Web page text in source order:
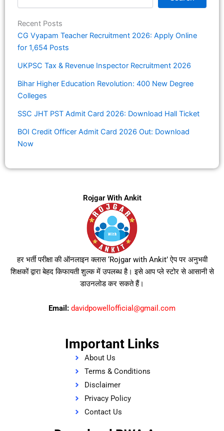
Recent Posts
CG Vyapam Teacher Recruitment 2026: Apply Online
for 1,654 Posts
UKPSC Tax & Revenue Inspector Recruitment 2026
Bihar Higher Education Revolution: 400 New Degree
Colleges
SSC JHT PST Admit Card 2026: Download Hall Ticket
BOI Credit Officer Admit Card 2026 Out: Download
Now
Rojgar With Ankit
हर भर्ती परीक्षा की ऑनलाइन क्लास ‘Rojgar with Ankit’ ऐप पर अनुभवी
शिक्षकों द्वारा बेहद किफायती शुल्क में उपलब्ध है। इसे आप प्ले स्टोर से आसानी से
डाउनलोड कर सकते हैं।
Email: davidpowellofficial@gmail.com
Important Links
About Us
Terms & Conditions
Disclaimer
Privacy Policy
Contact Us